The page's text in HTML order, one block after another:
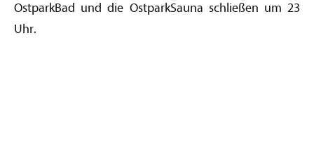
OstparkBad und die OstparkSauna schließen um 23
Uhr.